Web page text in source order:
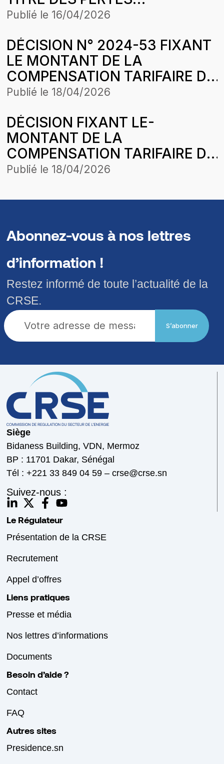
STRUCTURE DES PRIX DU 28
COMMERCIALES SUBIES PAR
ЕХСELLENCE SUR LA PERIODЕ
D’APPLICATION DE LA
STRUCTURE DES PRIX DU 21
JUIN 2025
Publié le 16/04/2026
DÉCISION N° 2024-53 FIXANT
LE MONTANT DE LA
COMPENSATION TARIFAIRE DU
MOIS D’OCTOBRE 2024 DE
CONCESSION LOUGA-
LINGUERE-KEBEMER DANS LE
CADRE DE L’HARMONISATION
DES TARIFS
Publié le 18/04/2026
DÉCISION FIXANT LE-
MONTANT DE LA
COMPENSATION TARIFAIRE DU
MOIS DE JANVIER 2023 DE
CONCESSION DAGANA
CADRE DE L’HARMONISATION
DES TARIFS
Publié le 18/04/2026
Abonnez-vous à nos lettres
d’information !
Restez informé de toute l’actualité de la
CRSE.
S’abonner
Siège
Bidaness Building, VDN, Mermoz
BP : 11701 Dakar, Sénégal
Tél : +221 33 849 04 59 – crse@crse.sn
Suivez-nous :
Le Régulateur
Présentation de la CRSE
Recrutement
Appel d’offres
Liens pratiques
Presse et média
Nos lettres d’informations
Documents
Besoin d’aide ?
Contact
FAQ
Autres sites
Presidence.sn